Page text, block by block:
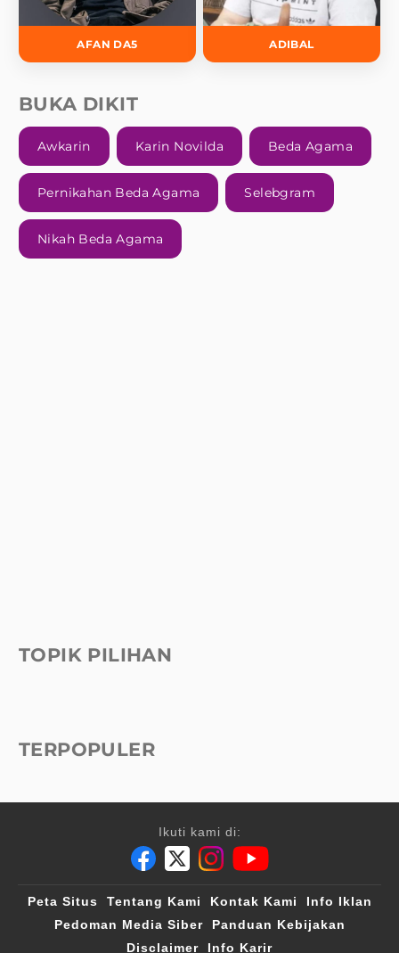
AFAN DA5 ADIBAL
BUKA DIKIT
Awkarin Karin Novilda Beda Agama
Pernikahan Beda Agama Selebgram
Nikah Beda Agama
TOPIK PILIHAN
TERPOPULER
Ikuti kami di:
Peta Situs Tentang Kami Kontak Kami
Info Iklan
Pedoman Media Siber
Panduan Kebijakan
Disclaimer
Info Karir